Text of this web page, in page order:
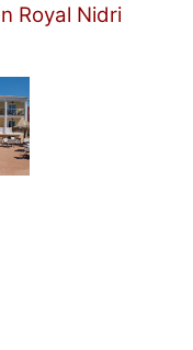
Royal Nidri